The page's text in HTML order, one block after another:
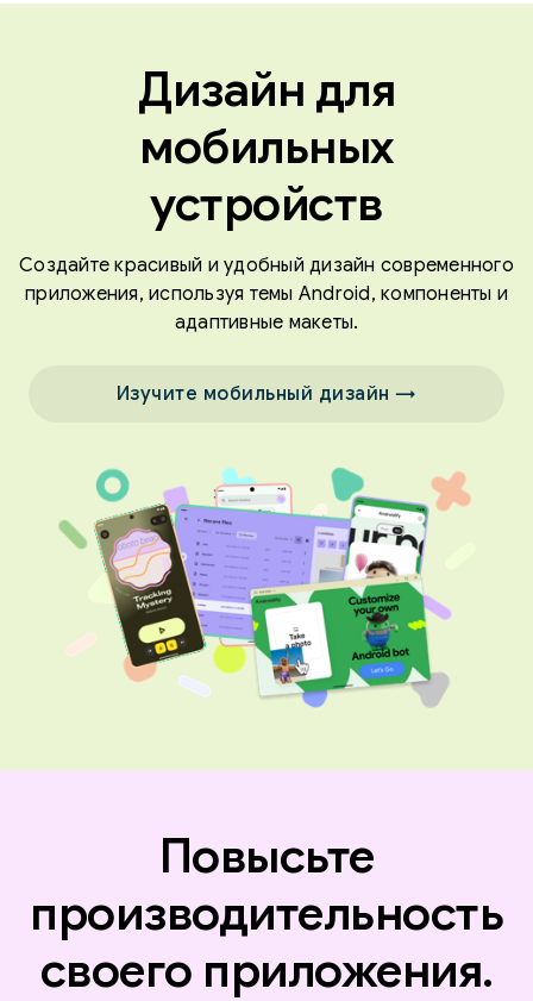
Дизайн для
мобильных
устройств
Создайте красивый и удобный дизайн современного
приложения, используя темы Android, компоненты и
адаптивные макеты.
Изучите мобильный дизайн →
Повысьте
производительность
своего приложения.